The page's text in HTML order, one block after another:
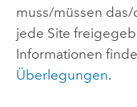
muss/müssen
jede Site
Informationen
Überlegungen.